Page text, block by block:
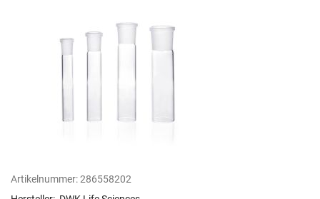
Artikelnummer:286558202